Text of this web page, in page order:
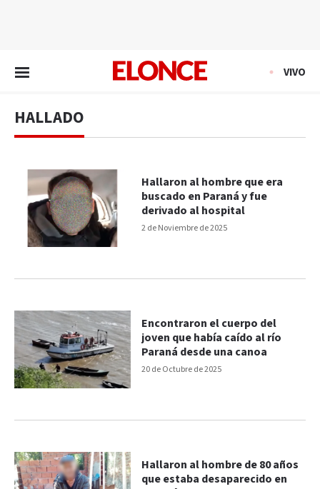
VIVO
HALLADO
2 de Noviembre de 2025
Hallaron al hombre que era
buscado en Paraná y fue
derivado al hospital
20 de Octubre de 2025
Encontraron el cuerpo del
joven que había caído al río
Paraná desde una canoa
Hallaron al hombre de 80 años
que estaba desaparecido en